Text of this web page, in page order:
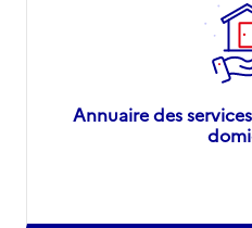
Annuaire des